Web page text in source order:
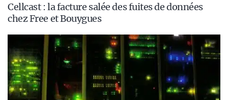
Cellcast : la facture salée des fuites de données
chez Free et Bouygues